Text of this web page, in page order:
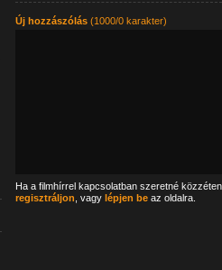
Új hozzászólás(1000/0 karakter)
Ha a filmhírrel kapcsolatban szeretné
regisztráljon , vagy lépjen beaz oldalra.